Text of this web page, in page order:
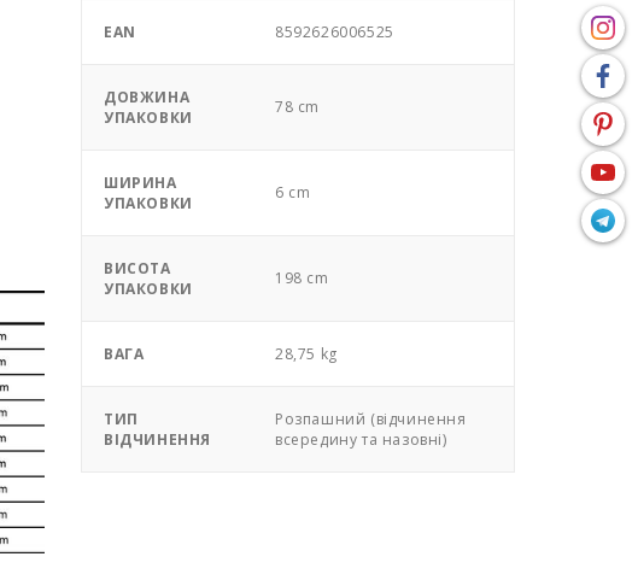
EAN 8592626006525
ДОВЖИНА
УПАКОВКИ
78 cm
ШИРИНА
УПАКОВКИ
6 cm
ВИСОТА
УПАКОВКИ
198 cm
ВАГА 28,75 kg
ТИП
ВІДЧИНЕННЯ
Розпашний (відчинення
всередину та назовні)